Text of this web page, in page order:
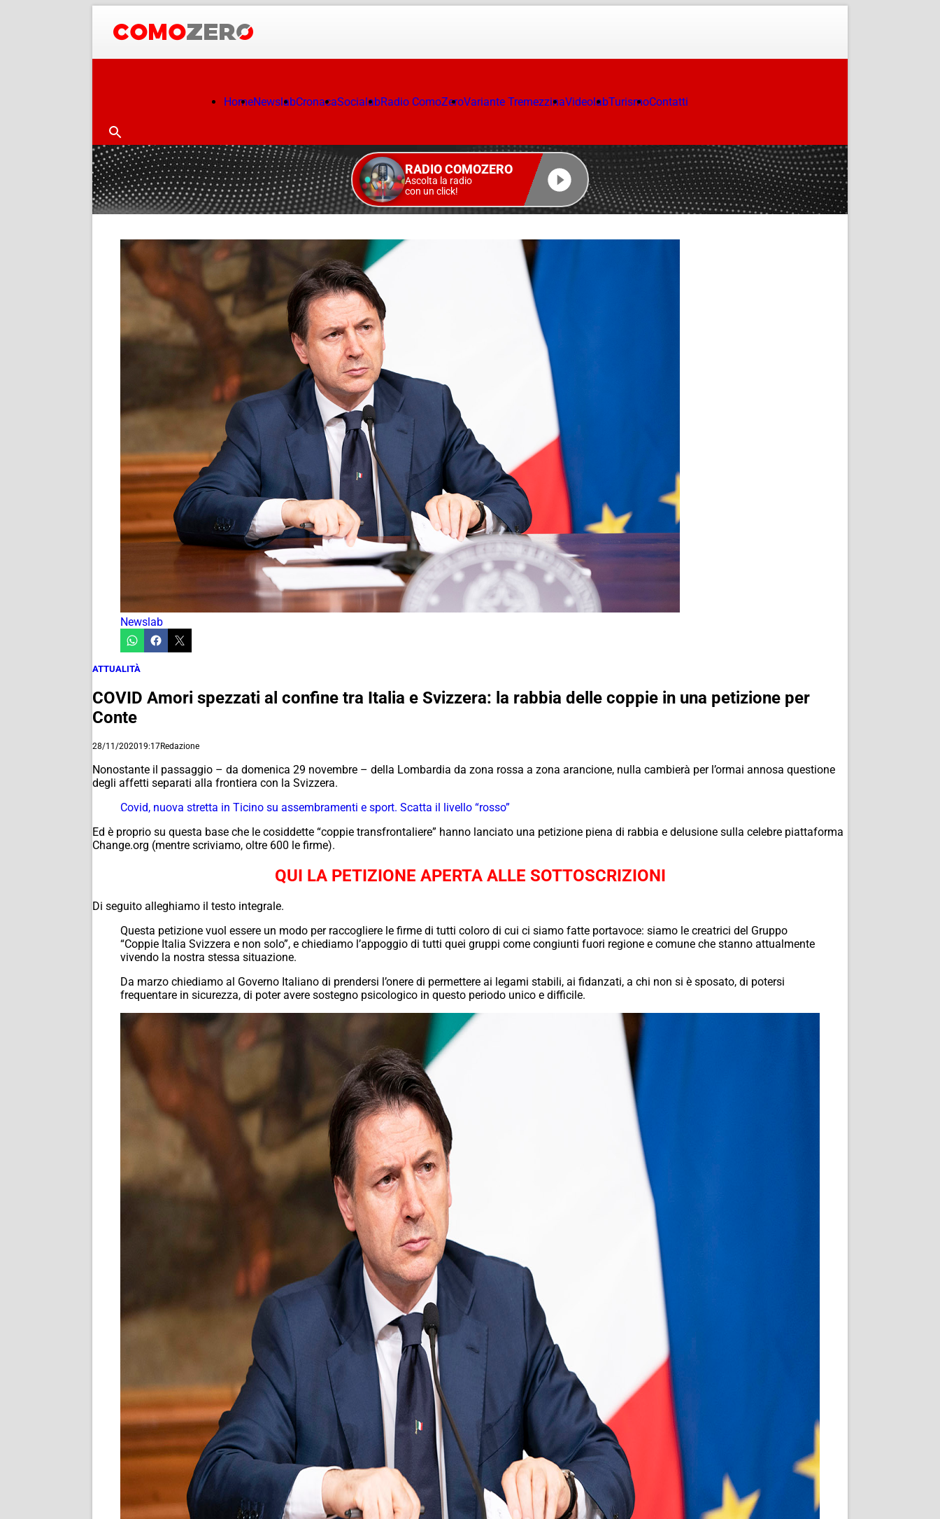
HomeNewslabCronacaSocialabRadio ComoZeroVariante TremezzinaVideolabTurismoContatti
RADIO COMOZERO
Ascolta la radio
con un click!
Newslab
ATTUALITÀ
COVID Amori spezzati al confine tra Italia e Svizzera: la rabbia delle coppie in una petizione per
Conte
28/11/202019:17Redazione
Nonostante il passaggio – da domenica 29 novembre – della Lombardia da zona rossa a zona arancione, nulla cambierà per l’ormai annosa questione
degli affetti separati alla frontiera con la Svizzera.
Covid, nuova stretta in Ticino su assembramenti e sport. Scatta il livello “rosso”
Ed è proprio su questa base che le cosiddette “coppie transfrontaliere” hanno lanciato una petizione piena di rabbia e delusione sulla celebre piattaforma
Change.org (mentre scriviamo, oltre 600 le firme).
QUI LA PETIZIONE APERTA ALLE SOTTOSCRIZIONI
Di seguito alleghiamo il testo integrale.
Questa petizione vuol essere un modo per raccogliere le firme di tutti coloro di cui ci siamo fatte portavoce: siamo le creatrici del Gruppo
“Coppie Italia Svizzera e non solo”, e chiediamo l’appoggio di tutti quei gruppi come congiunti fuori regione e comune che stanno attualmente
vivendo la nostra stessa situazione.
Da marzo chiediamo al Governo Italiano di prendersi l’onere di permettere ai legami stabili, ai fidanzati, a chi non si è sposato, di potersi
frequentare in sicurezza, di poter avere sostegno psicologico in questo periodo unico e difficile.